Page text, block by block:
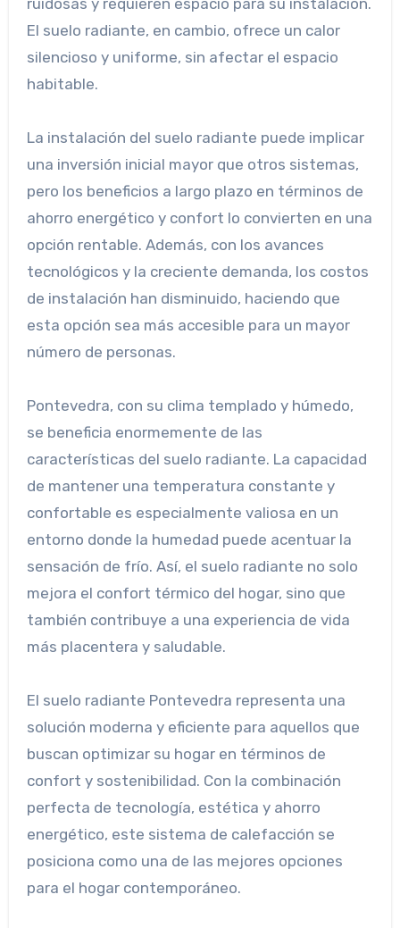
ruidosas y requieren espacio para su instalación.
El suelo radiante, en cambio, ofrece un calor
silencioso y uniforme, sin afectar el espacio
habitable.
La instalación del suelo radiante puede implicar
una inversión inicial mayor que otros sistemas,
pero los beneficios a largo plazo en términos de
ahorro energético y confort lo convierten en una
opción rentable. Además, con los avances
tecnológicos y la creciente demanda, los costos
de instalación han disminuido, haciendo que
esta opción sea más accesible para un mayor
número de personas.
Pontevedra, con su clima templado y húmedo,
se beneficia enormemente de las
características del suelo radiante. La capacidad
de mantener una temperatura constante y
confortable es especialmente valiosa en un
entorno donde la humedad puede acentuar la
sensación de frío. Así, el suelo radiante no solo
mejora el confort térmico del hogar, sino que
también contribuye a una experiencia de vida
más placentera y saludable.
El suelo radiante Pontevedra representa una
solución moderna y eficiente para aquellos que
buscan optimizar su hogar en términos de
confort y sostenibilidad. Con la combinación
perfecta de tecnología, estética y ahorro
energético, este sistema de calefacción se
posiciona como una de las mejores opciones
para el hogar contemporáneo.